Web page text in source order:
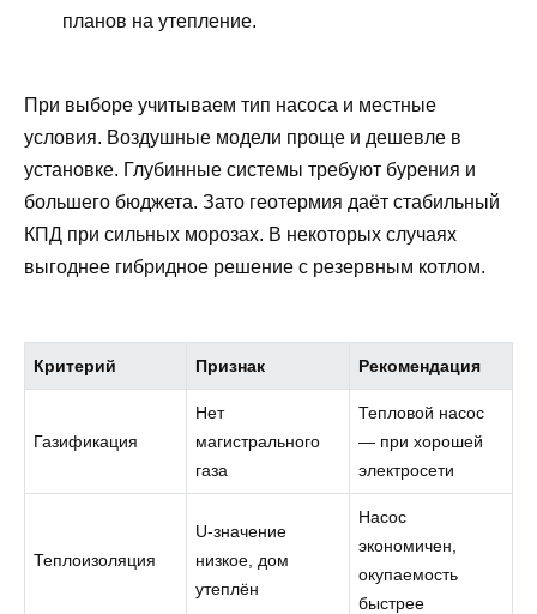
планов на утепление.
При выборе учитываем тип насоса и местные
условия. Воздушные модели проще и дешевле в
установке. Глубинные системы требуют бурения и
большего бюджета. Зато геотермия даёт стабильный
КПД при сильных морозах. В некоторых случаях
выгоднее гибридное решение с резервным котлом.
Критерий Признак Рекомендация
Газификация
Нет
магистрального
газа
Тепловой насос
— при хорошей
электросети
Теплоизоляция
U-значение
низкое, дом
утеплён
Насос
экономичен,
окупаемость
быстрее